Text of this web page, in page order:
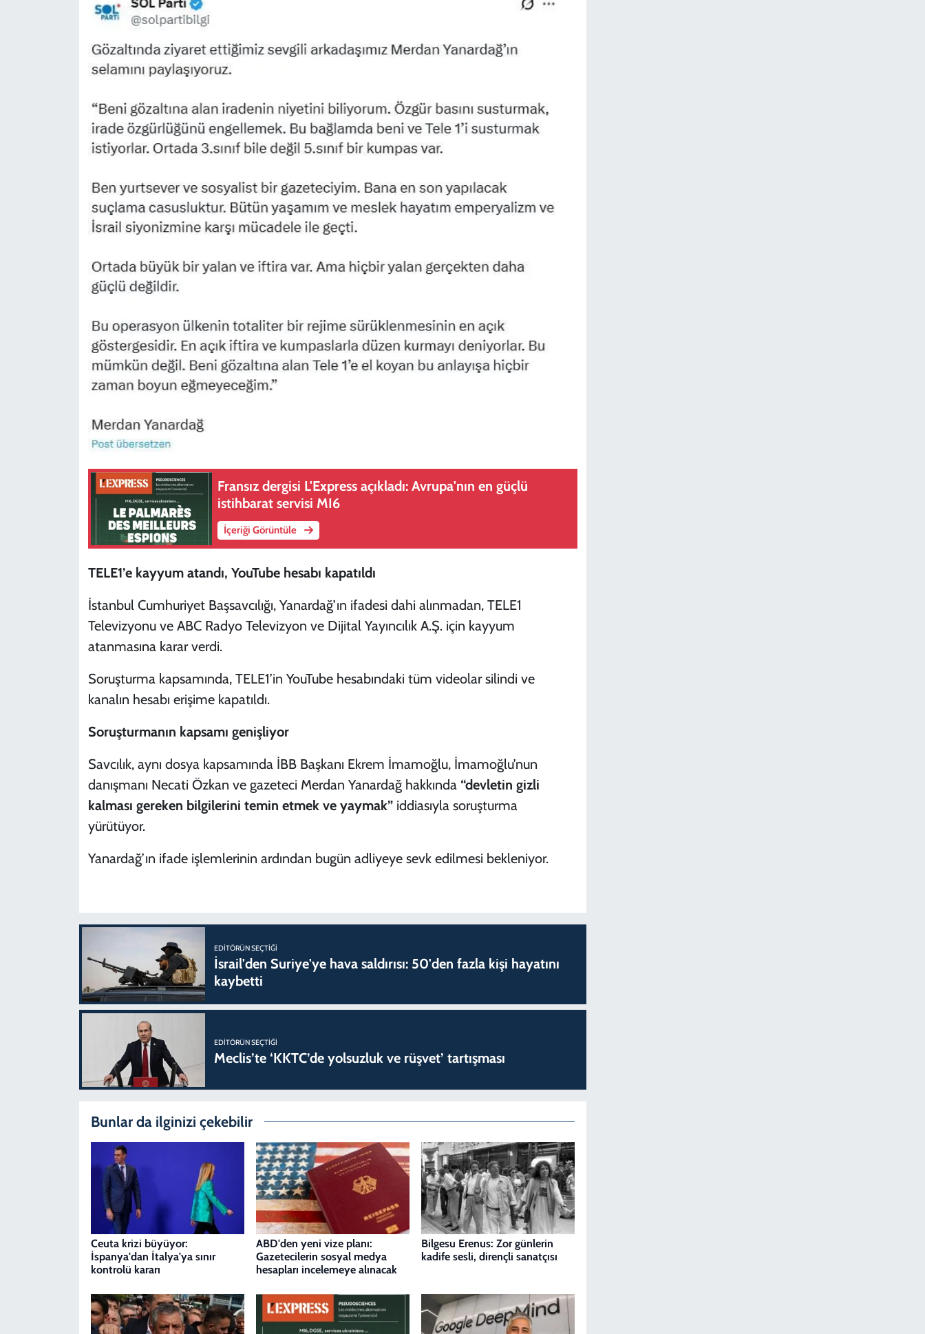
Fransız dergisi L'Express açıkladı: Avrupa'nın en güçlü
istihbarat servisi MI6
İçeriği Görüntüle
TELE1’e kayyum atandı, YouTube hesabı kapatıldı
İstanbul Cumhuriyet Başsavcılığı, Yanardağ’ın ifadesi dahi alınmadan, TELE1
Televizyonu ve ABC Radyo Televizyon ve Dijital Yayıncılık A.Ş. için kayyum
atanmasına karar verdi.
Soruşturma kapsamında, TELE1’in YouTube hesabındaki tüm videolar silindi ve
kanalın hesabı erişime kapatıldı.
Soruşturmanın kapsamı genişliyor
Savcılık, aynı dosya kapsamında İBB Başkanı Ekrem İmamoğlu, İmamoğlu’nun
danışmanı Necati Özkan ve gazeteci Merdan Yanardağ hakkında “devletin gizli
kalması gereken bilgilerini temin etmek ve yaymak”iddiasıyla soruşturma
yürütüyor.
Yanardağ’ın ifade işlemlerinin ardından bugün adliyeye sevk edilmesi bekleniyor.
EDITÖRÜN SEÇTIĞI
İsrail'den Suriye'ye hava saldırısı: 50'den fazla kişi hayatını
kaybetti
EDITÖRÜN SEÇTIĞI
Meclis’te ‘KKTC’de yolsuzluk ve rüşvet’ tartışması
Bunlar da ilginizi çekebilir
Ceuta krizi büyüyor:
İspanya'dan İtalya'ya sınır
kontrolü kararı
ABD'den yeni vize planı:
Gazetecilerin sosyal medya
hesapları incelemeye alınacak
Bilgesu Erenus: Zor günlerin
kadife sesli, dirençli sanatçısı